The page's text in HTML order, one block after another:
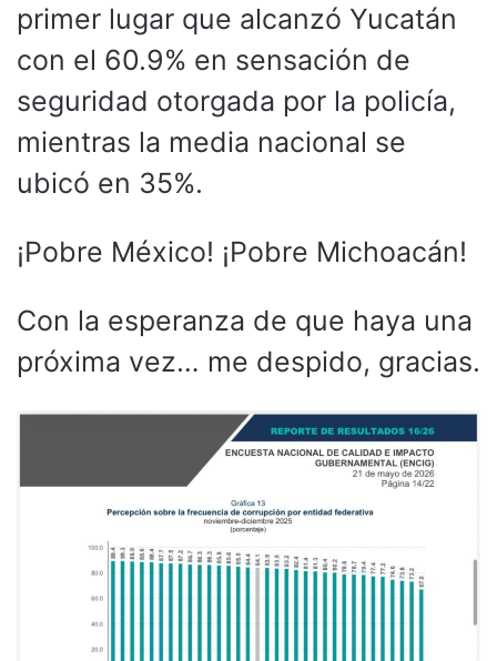
primer lugar que alcanzó Yucatán
con el 60.9% en sensación de
seguridad otorgada por la policía,
mientras la media nacional se
ubicó en 35%.
¡Pobre México! ¡Pobre Michoacán!
Con la esperanza de que haya una
próxima vez… me despido, gracias.